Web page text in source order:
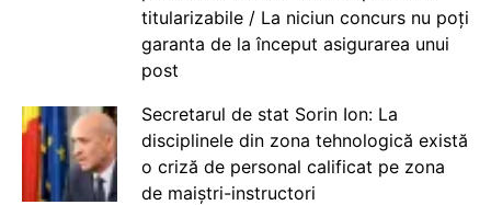
titularizabile / La niciun concurs nu poți
garanta de la început asigurarea unui
post
Secretarul de stat Sorin Ion: La
disciplinele din zona tehnologică există
o criză de personal calificat pe zona
de maiștri-instructori